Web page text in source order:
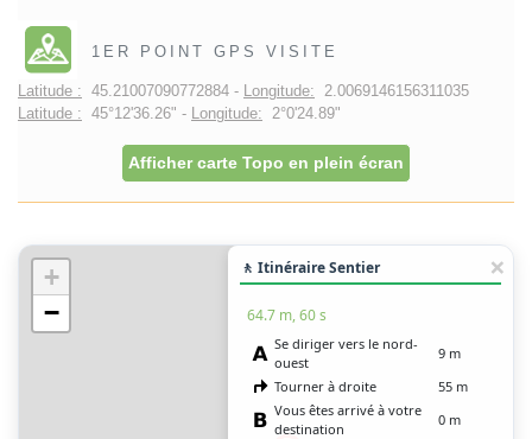
1ER POINT GPS VISITE
Latitude : 45.21007090772884 - Longitude: 2.0069146156311035
Latitude : 45°12'36.26" - Longitude: 2°0'24.89"
Afficher carte Topo en plein écran
+
−
🚶 Itinéraire Sentier
64.7 m, 60 s
Se diriger vers le nord-
ouest
9 m
Tourner à droite
55 m
Vous êtes arrivé à votre
destination
0 m